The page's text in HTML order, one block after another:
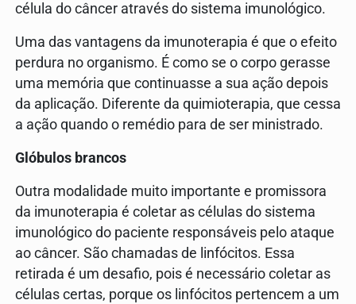
célula do câncer através do sistema imunológico.
Uma das vantagens da imunoterapia é que o efeito
perdura no organismo. É como se o corpo gerasse
uma memória que continuasse a sua ação depois
da aplicação. Diferente da quimioterapia, que cessa
a ação quando o remédio para de ser ministrado.
Glóbulos brancos
Outra modalidade muito importante e promissora
da imunoterapia é coletar as células do sistema
imunológico do paciente responsáveis pelo ataque
ao câncer. São chamadas de linfócitos. Essa
retirada é um desafio, pois é necessário coletar as
células certas, porque os linfócitos pertencem a um